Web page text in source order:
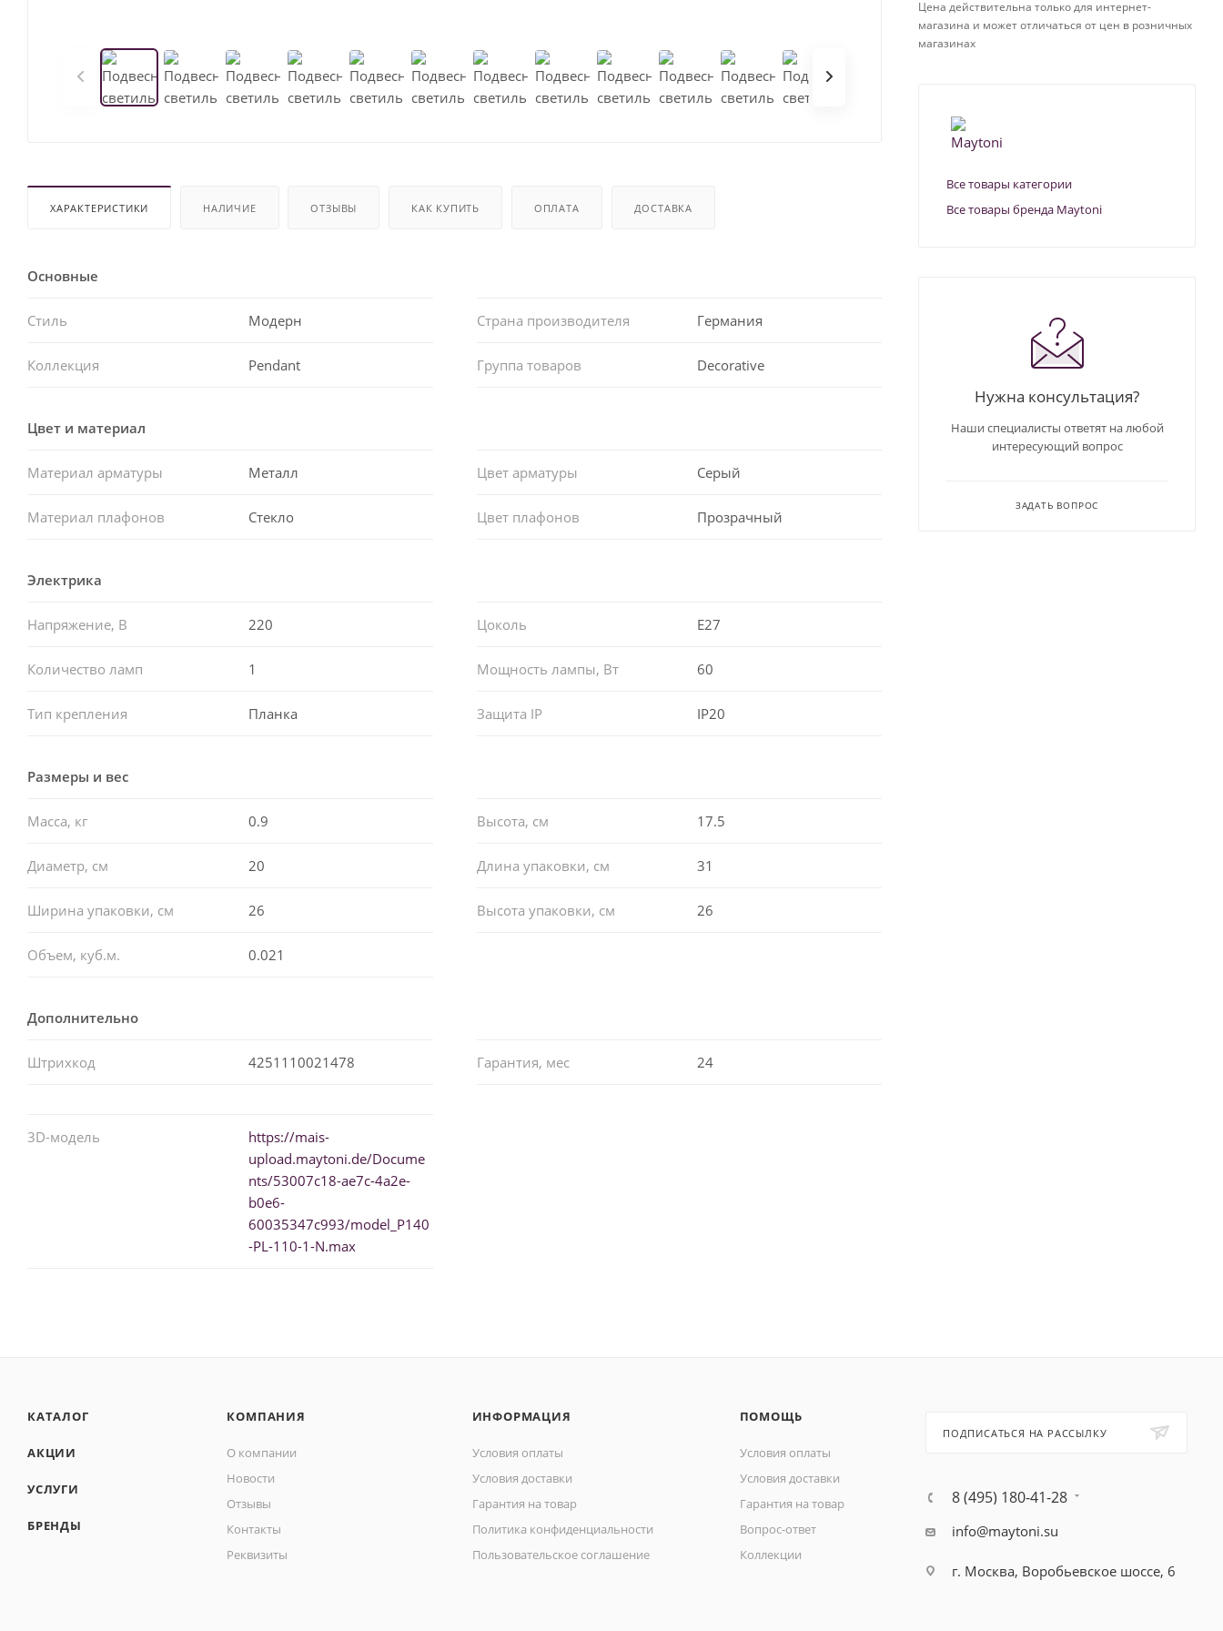
ХАРАКТЕРИСТИКИ НАЛИЧИЕ ОТЗЫВЫ КАК КУПИТЬ ОПЛАТА ДОСТАВКА
Основные
Стиль Модерн Страна производителя Германия
Коллекция Pendant Группа товаров Decorative
Цвет и материал
Материал арматуры Металл Цвет арматуры Серый
Материал плафонов Стекло Цвет плафонов Прозрачный
Электрика
Напряжение, В 220 Цоколь E27
Количество ламп 1 Мощность лампы, Вт 60
Тип крепления Планка Защита IP IP20
Размеры и вес
Масса, кг 0.9 Высота, см 17.5
Диаметр, см 20 Длина упаковки, см 31
Ширина упаковки, см 26 Высота упаковки, см 26
Объем, куб.м. 0.021
Дополнительно
Штрихкод 4251110021478 Гарантия, мес 24
3D-модель
https://mais-
upload.maytoni.de/Docume
nts/53007c18-ae7c-4a2e-
b0e6-
60035347c993/model_P140
-PL-110-1-N.max
Цена действительна только для интернет-
магазина и может отличаться от цен в розничных
магазинах
Все товары категории
Все товары бренда Maytoni
Нужна консультация?
Наши специалисты ответят на любой
интересующий вопрос
ЗАДАТЬ ВОПРОС
КАТАЛОГ
АКЦИИ
УСЛУГИ
БРЕНДЫ
КОМПАНИЯ
О компании
Новости
Отзывы
Контакты
Реквизиты
ИНФОРМАЦИЯ
Условия оплаты
Условия доставки
Гарантия на товар
Политика конфиденциальности
Пользовательское соглашение
ПОМОЩЬ
Условия оплаты
Условия доставки
Гарантия на товар
Вопрос-ответ
Коллекции
ПОДПИСАТЬСЯ НА РАССЫЛКУ
8 (495) 180-41-28
info@maytoni.su
г. Москва, Воробьевское шоссе, 6